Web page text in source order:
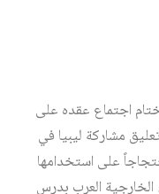
اجتماع عقده على
مشاركة ليبيا في
على استخدامها
العرب بدرس